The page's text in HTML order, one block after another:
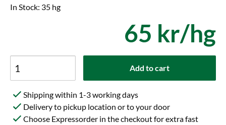
In Stock: 35 hg
65 kr/hg
Add to cart
Shipping within 1-3 working days
Delivery to pickup location or to your door
Choose Expressorder in the checkout for extra fast